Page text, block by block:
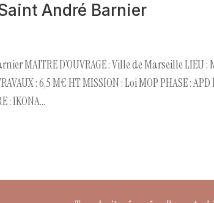
André Barnier
MAITRE D’OUVRAGE : Ville de Marseille LIEU
: 6,5 M€ HT MISSION : Loi MOP PHASE :
: IKONA...